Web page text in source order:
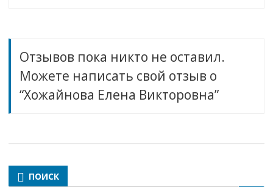
Отзывов пока никто не оставил.
Можете написать свой отзыв о
“Хожайнова Елена Викторовна”
ПОИСК